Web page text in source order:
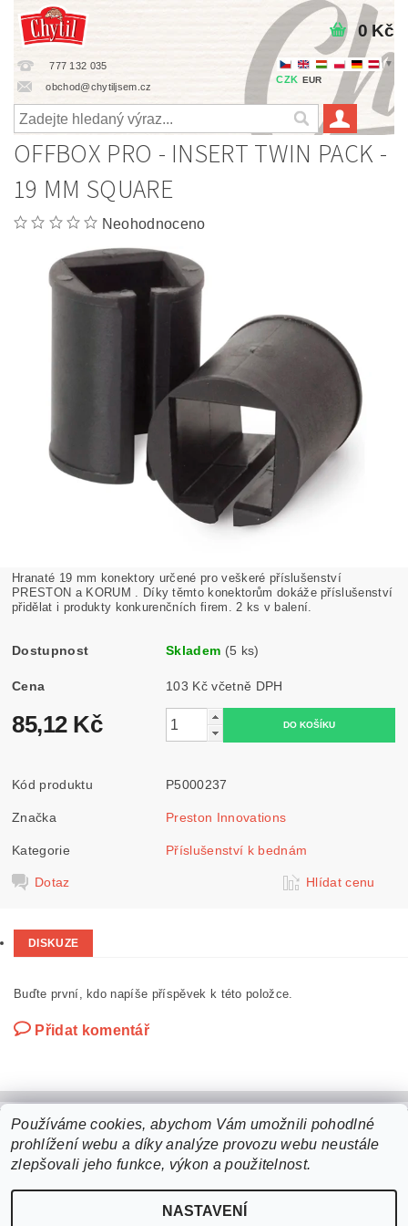
777 132 035
obchod@chytiljsem.cz
▼
CZK EUR
0 Kč
OFFBOX PRO - INSERT TWIN PACK -
19 MM SQUARE
Neohodnoceno
Hranaté 19 mm konektory určené pro veškeré příslušenství
PRESTON a KORUM . Díky těmto konektorům dokáže příslušenství
přidělat i produkty konkurenčních firem. 2 ks v balení.
Dostupnost Skladem (5 ks)
Cena 103 Kč včetně DPH
85,12 Kč
Kód produktu P5000237
Značka Preston Innovations
Kategorie Příslušenství k bednám
Dotaz Hlídat cenu
DISKUZE
Buďte první, kdo napíše příspěvek k této položce.
Přidat komentář
2026 © b2bchytil.cz, všechna práva vyhrazena
Vytvořil Shoptet
Používáme cookies, abychom Vám umožnili pohodlné
prohlížení webu a díky analýze provozu webu neustále
zlepšovali jeho funkce, výkon a použitelnost.
NASTAVENÍ